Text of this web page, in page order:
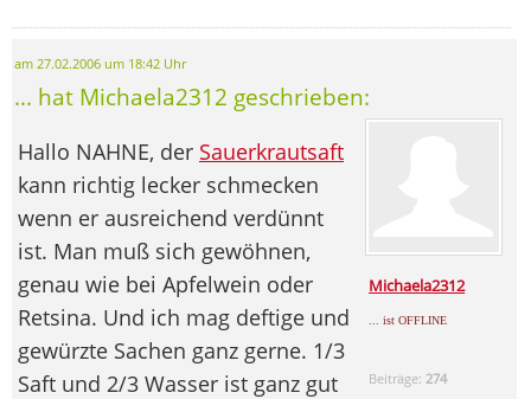
am 27.02.2006 um 18:42 Uhr
... hat Michaela2312 geschrieben:
Michaela2312
... ist OFFLINE
Beiträge: 274
Hallo NAHNE, der Sauerkrautsaft
kann richtig lecker schmecken
wenn er ausreichend verdünnt
ist. Man muß sich gewöhnen,
genau wie bei Apfelwein oder
Retsina. Und ich mag deftige und
gewürzte Sachen ganz gerne. 1/3
Saft und 2/3 Wasser ist ganz gut